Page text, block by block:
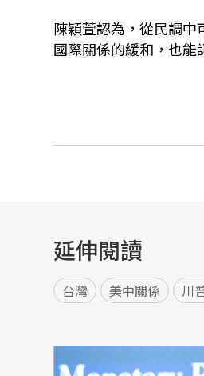
陳穎萱認為，從民調
國際關係的緩和，也能
延伸閱讀
台灣 美中關係 川